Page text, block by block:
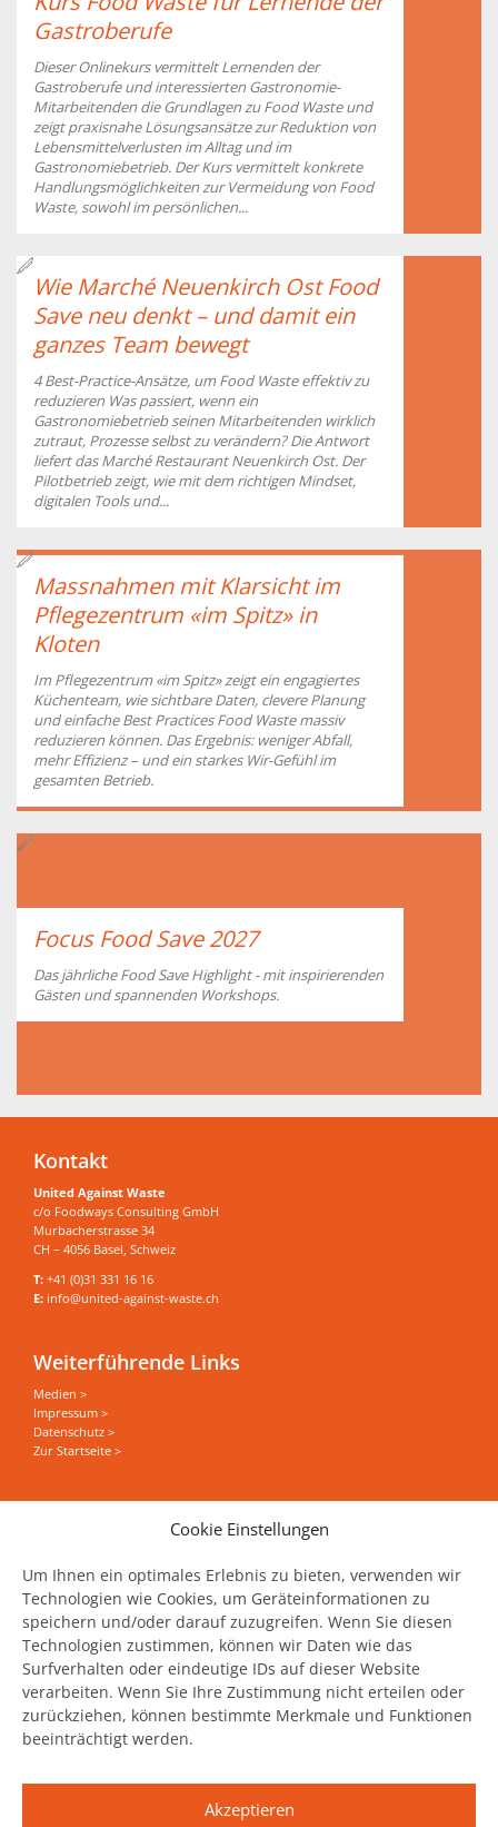
Cookie Einstellungen
Um Ihnen ein optimales Erlebnis zu bieten, verwenden wir
Technologien wie Cookies, um Geräteinformationen zu
speichern und/oder darauf zuzugreifen. Wenn Sie diesen
Technologien zustimmen, können wir Daten wie das
Surfverhalten oder eindeutige IDs auf dieser Website
verarbeiten. Wenn Sie Ihre Zustimmung nicht erteilen oder
zurückziehen, können bestimmte Merkmale und Funktionen
beeinträchtigt werden.
Akzeptieren
Gastroberufe
Dieser Onlinekurs vermittelt Lernenden der
Gastroberufe und interessierten Gastronomie-
Mitarbeitenden die Grundlagen zu Food Waste und
zeigt praxisnahe Lösungsansätze zur Reduktion von
Lebensmittelverlusten im Alltag und im
Gastronomiebetrieb. Der Kurs vermittelt konkrete
Handlungsmöglichkeiten zur Vermeidung von Food
Waste, sowohl im persönlichen...
Wie Marché Neuenkirch Ost Food
Save neu denkt – und damit ein
ganzes Team bewegt
4 Best-Practice-Ansätze, um Food Waste effektiv zu
reduzieren Was passiert, wenn ein
Gastronomiebetrieb seinen Mitarbeitenden wirklich
zutraut, Prozesse selbst zu verändern? Die Antwort
liefert das Marché Restaurant Neuenkirch Ost. Der
Pilotbetrieb zeigt, wie mit dem richtigen Mindset,
digitalen Tools und...
Massnahmen mit Klarsicht im
Pflegezentrum «im Spitz» in
Kloten
Im Pflegezentrum «im Spitz» zeigt ein engagiertes
Küchenteam, wie sichtbare Daten, clevere Planung
und einfache Best Practices Food Waste massiv
reduzieren können. Das Ergebnis: weniger Abfall,
mehr Effizienz – und ein starkes Wir-Gefühl im
gesamten Betrieb.
Focus Food Save 2027
Das jährliche Food Save Highlight - mit inspirierenden
Gästen und spannenden Workshops.
Kontakt
United Against Waste
c/o Foodways Consulting GmbH
Murbacherstrasse 34
CH – 4056 Basel, Schweiz
T: +41 (0)31 331 16 16
E: info@united-against-waste.ch
Weiterführende Links
Medien >
Impressum >
Datenschutz >
Zur Startseite >
Sie wollen alles zum Thema Food Save erfahren?
News, Events und Stories direkt in Ihrer Mailbox
haben?
Jetzt unseren Newsletter abonnieren
United Against Waste wird unterstützt